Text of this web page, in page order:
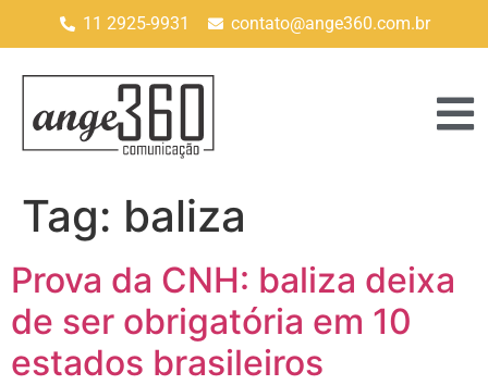
11 2925-9931 contato@ange360.com.br
Tag: baliza
Prova da CNH: baliza deixa
de ser obrigatória em 10
estados brasileiros